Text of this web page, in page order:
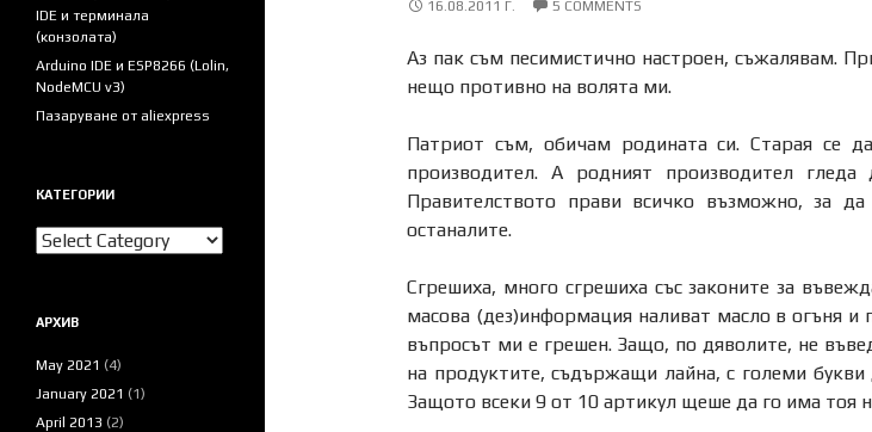
16.08.2011 Г. 5 COMMENTS
Аз пак съм песимистично настроен, съжалявам.
нещо противно на волята ми.
Патриот съм, обичам родината си. Старая се
производител. А родният производител
Правителството прави всичко възможно, за
останалите.
Сгрешиха, много сгрешиха със законите за
масова (дез)информация наливат масло в огъня и
въпросът ми е грешен. Защо, по дяволите, не
на продуктите, съдържащи лайна, с големи
Защото всеки 9 от 10 артикул щеше да го има тоя
IDE и терминала
(конзолата)
Arduino IDE и ESP8266 (Lolin,
NodeMCU v3)
Пазаруване от aliexpress
КАТЕГОРИИ
Категории
АРХИВ
May 2021 (4)
January 2021 (1)
April 2013 (2)